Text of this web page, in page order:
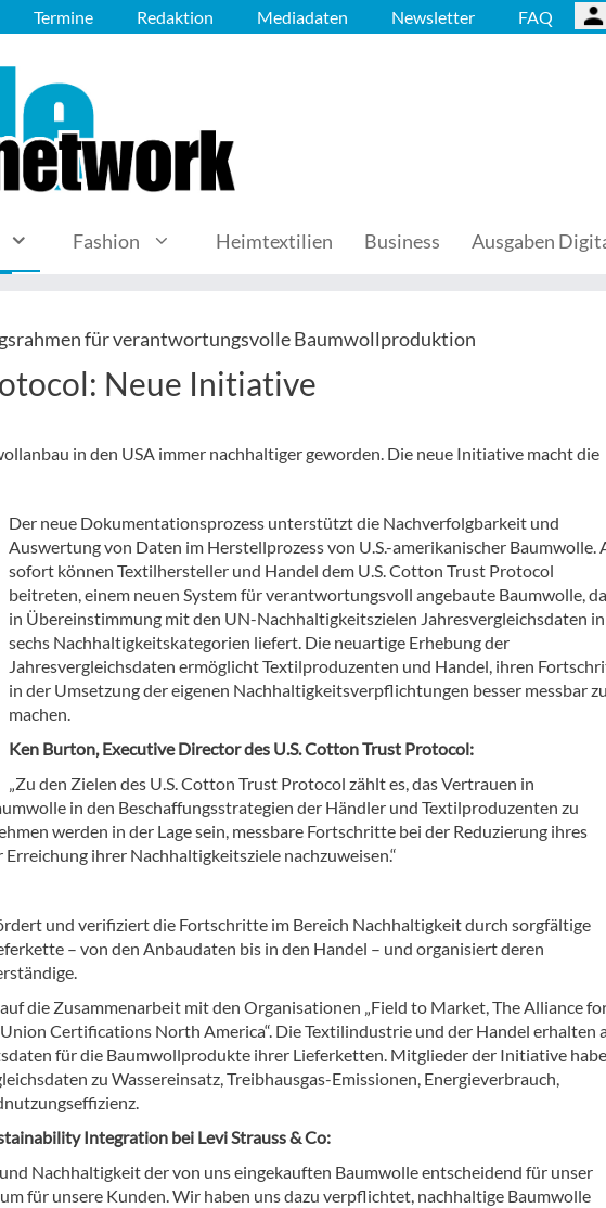
Termine Redaktion Mediadaten Newsletter FAQ
Fashion Heimtextilien Business Ausgaben
für verantwortungsvolle Baumwollproduktion
Neue Initiative
in den USA immer nachhaltiger geworden. Die neue Initiative macht die
Der neue Dokumentationsprozess unterstützt die Nachverfolgbarkeit und
Auswertung von Daten im Herstellprozess von U.S.-amerikanischer Baumwolle.
sofort können Textilhersteller und Handel dem U.S. Cotton Trust Protocol
beitreten, einem neuen System für verantwortungsvoll angebaute Baumwolle,
in Übereinstimmung mit den UN-Nachhaltigkeitszielen Jahresvergleichsdaten in
sechs Nachhaltigkeitskategorien liefert. Die neuartige Erhebung der
Jahresvergleichsdaten ermöglicht Textilproduzenten und Handel, ihren
in der Umsetzung der eigenen Nachhaltigkeitsverpflichtungen besser messbar zu
machen.
Ken Burton, Executive Director des U.S. Cotton Trust Protocol:
„Zu den Zielen des U.S. Cotton Trust Protocol zählt es, das Vertrauen in
in den Beschaffungsstrategien der Händler und Textilproduzenten zu
werden in der Lage sein, messbare Fortschritte bei der Reduzierung ihres
ihrer Nachhaltigkeitsziele nachzuweisen.“
und verifiziert die Fortschritte im Bereich Nachhaltigkeit durch sorgfältige
– von den Anbaudaten bis in den Handel – und organisiert deren
die Zusammenarbeit mit den Organisationen „Field to Market, The Alliance
Certifications North America“. Die Textilindustrie und der Handel erhalten
für die Baumwollprodukte ihrer Lieferketten. Mitglieder der Initiative
zu Wassereinsatz, Treibhausgas-Emissionen, Energieverbrauch,
Integration bei Levi Strauss & Co:
Nachhaltigkeit der von uns eingekauften Baumwolle entscheidend für unser
für unsere Kunden. Wir haben uns dazu verpflichtet, nachhaltige Baumwolle